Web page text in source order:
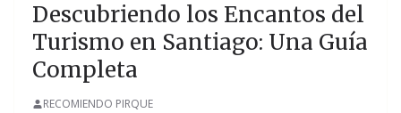
Descubriendo los Encantos del
Turismo en Santiago: Una Guía
Completa
RECOMIENDO PIRQUE